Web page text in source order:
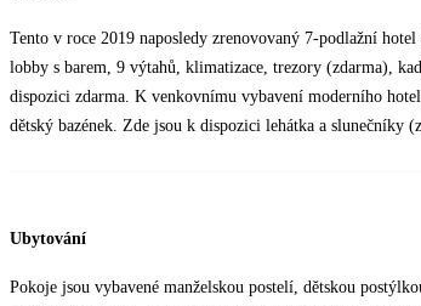
Tento v roce 2019 naposledy zrenovovaný 7-podlažní
lobby s barem, 9 výtahů, klimatizace, trezory (zdarma),
dispozici zdarma. K venkovnímu vybavení moderního
dětský bazének. Zde jsou k dispozici lehátka a slunečníky
Ubytování
Pokoje jsou vybavené manželskou postelí, dětskou